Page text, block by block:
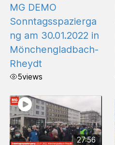
MG DEMO
Sonntagsspazierga
ng am 30.01.2022 in
Mönchengladbach-
Rheydt
5views
27:56